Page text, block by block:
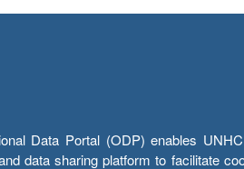
Data Portal (ODP) enables
data sharing platform to facilitate